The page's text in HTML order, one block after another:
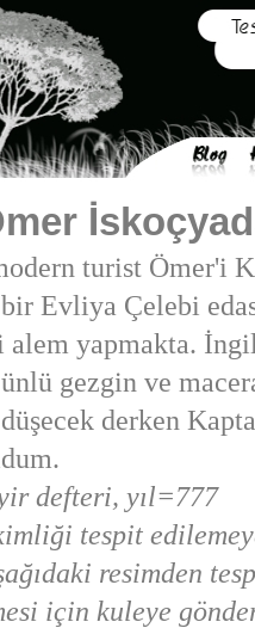
turist Ömer'i
Evliya Çelebi
alem yapmakta.
gezgin ve
derken
defteri, yıl=777
tespit
resimden
için kuleye